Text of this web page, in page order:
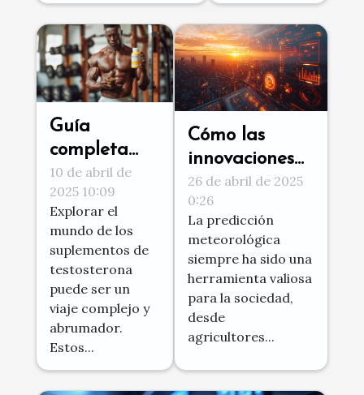
Guía
completa
sobre
suplementos
de
testosterona:
usos y
efectos
10 de abril de
2025 10:09
Explorar el
mundo de los
suplementos de
testosterona
puede ser un
viaje complejo y
abrumador.
Estos...
Cómo las
innovaciones
en IA están
transformando
el pronóstico
del tiempo
26 de abril de 2025
0:26
La predicción
meteorológica
siempre ha sido una
herramienta valiosa
para la sociedad,
desde
agricultores...